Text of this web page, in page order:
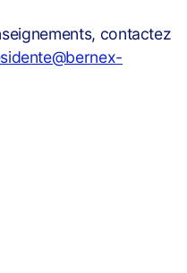
contactez